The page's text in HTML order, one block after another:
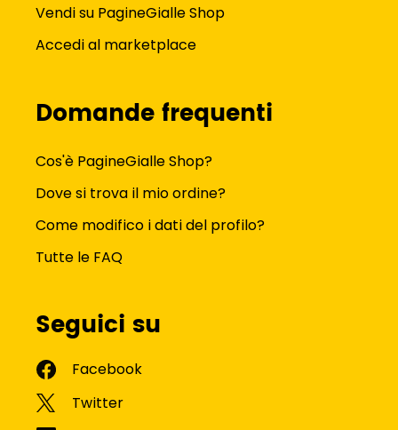
Vendi su PagineGialle Shop
Accedi al marketplace
Domande frequenti
Cos'è PagineGialle Shop?
Dove si trova il mio ordine?
Come modifico i dati del profilo?
Tutte le FAQ
Seguici su